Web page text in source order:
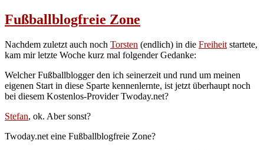
Fußballblogfreie Zone
Nachdem zuletzt auch noch Torsten (endlich) in die Freiheit startete,
kam mir letzte Woche kurz mal folgender Gedanke:
Welcher Fußballblogger den ich seinerzeit und rund um meinen
eigenen Start in diese Sparte kennenlernte, ist jetzt überhaupt noch
bei diesem Kostenlos-Provider Twoday.net?
Stefan, ok. Aber sonst?
Twoday.net eine Fußballblogfreie Zone?